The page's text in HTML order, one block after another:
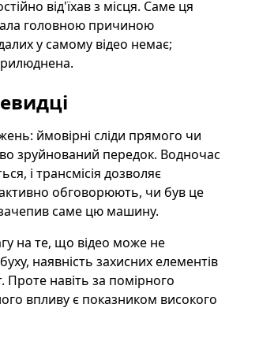
від'їхав з місця. Саме ця
головною причиною
у самому відео немає;
ймовірні сліди прямого чи
зруйнований передок. Водночас
і трансмісія дозволяє
активно обговорюють, чи був це
саме цю машину.
на те, що відео може не
наявність захисних елементів
Проте навіть за помірного
впливу є показником високого